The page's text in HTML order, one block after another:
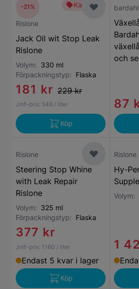
Kampanj
Rislone
Jack Oil wit Stop Leak
Rislone
Volym: 330 ml
Förpackningstyp: Flaska
181 kr 229 kr
Jmf-pris: 548 / liter
-21%
Köp
bardahl
och
87
Rislone
Steering Stop Whine
with Leak Repair
Rislone
Volym: 325 ml
Förpackningstyp: Flaska
377 kr
Jmf-pris: 1160 / liter
Endast 5 kvar i lager
Köp
Rislone
Hy-
Volym:
1